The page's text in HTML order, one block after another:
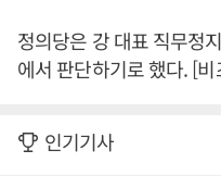
정의당은 강 대표 직무정
에서 판단하기로 했다. [
인기기사